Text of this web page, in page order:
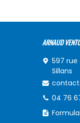
ARNAUD
597 rue
Sillans
04 76